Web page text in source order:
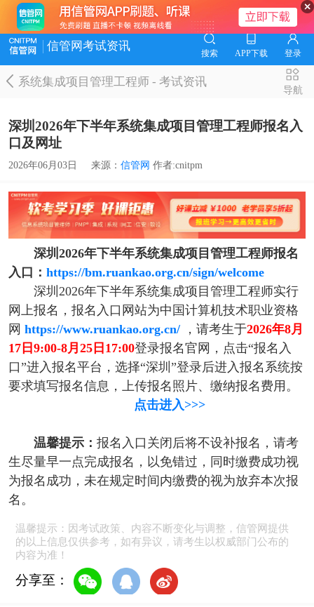
信管网考试资讯
搜索 APP下载 登录
系统集成项目管理工程师-考试资讯
导航
深圳2026年下半年系统集成项目管理工程师报名入
口及网址
2026年06月03日 来源： 信管网 作者:cnitpm
深圳2026年下半年系统集成项目管理工程师报名
入口： https://bm.ruankao.org.cn/sign/welcome
深圳2026年下半年系统集成项目管理工程师实行
网上报名，报名入口网站为中国计算机技术职业资格
网 https://www.ruankao.org.cn/，请考生于2026年8月
17日9:00-8月25日17:00登录报名官网，点击“报名入
口”进入报名平台，选择“深圳”登录后进入报名系统按
要求填写报名信息，上传报名照片、缴纳报名费用。
点击进入>>>
温馨提示： 报名入口关闭后将不设补报名，请考
生尽量早一点完成报名，以免错过，同时缴费成功视
为报名成功，未在规定时间内缴费的视为放弃本次报
名。
温馨提示：因考试政策、内容不断变化与调整，信管网提供
的以上信息仅供参考，如有异议，请考生以权威部门公布的
内容为准！
分享至：